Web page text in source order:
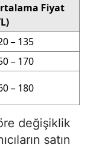
Fiyat
– 135
– 170
– 180
değişiklik
satın